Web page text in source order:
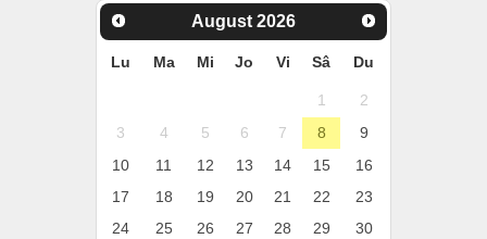
August 2026
Lu Ma Mi Jo Vi Sâ Du
1
2
3
4 5 6 7 8
9
10
11 12 13 14 15
16
17
18 19 20 21 22
23
24
25 26 27 28 29
30